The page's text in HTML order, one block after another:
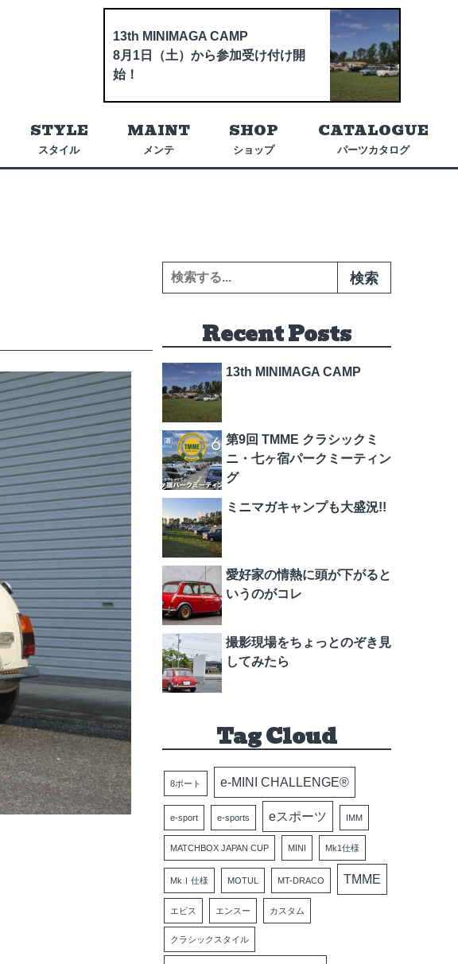
13th MINIMAGA CAMP
8月1日（土）から参加受け付け開
始！
スタイル
STYLE
メンテ
MAINT
ショップ
SHOP
パーツカタログ
CATALOGUE
検索:
Recent Posts
13th MINIMAGA CAMP
第9回 TMME クラシックミ
ニ・七ヶ宿パークミーティン
グ
ミニマガキャンプも大盛況!!
愛好家の情熱に頭が下がると
いうのがコレ
撮影現場をちょっとのぞき見
してみたら
Tag Cloud
8ポート e-MINI CHALLENGE®
e-sport e-sports eスポーツ IMM
MATCHBOX JAPAN CUP MINI Mk1仕様
MkⅠ仕様 MOTUL MT-DRACO TMME
エビス エンスー カスタム
クラシックスタイル